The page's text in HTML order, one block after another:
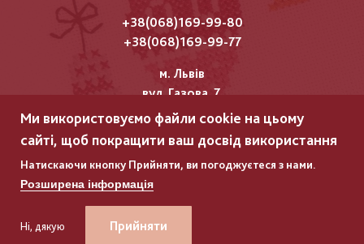
+38(068)169-99-80
+38(068)169-99-77
м. Львів
вул. Газова, 7
Всі права захищені "Мережка"
Copyright © 2025
ГЛЯНЕЦЬ –РОЗРОБКА ІНТЕРНЕТ-МАГАЗИНІВ
ГЛЯНЕЦЬ –РОЗРОБКА ІНТЕРНЕТ-МАГАЗИНІВ
Ми використовуємо файли cookie на цьому
сайті, щоб покращити ваш досвід використання
Натискаючи кнопку Прийняти, ви погоджуєтеся з нами.
Розширена інформація
Ні, дякую Прийняти